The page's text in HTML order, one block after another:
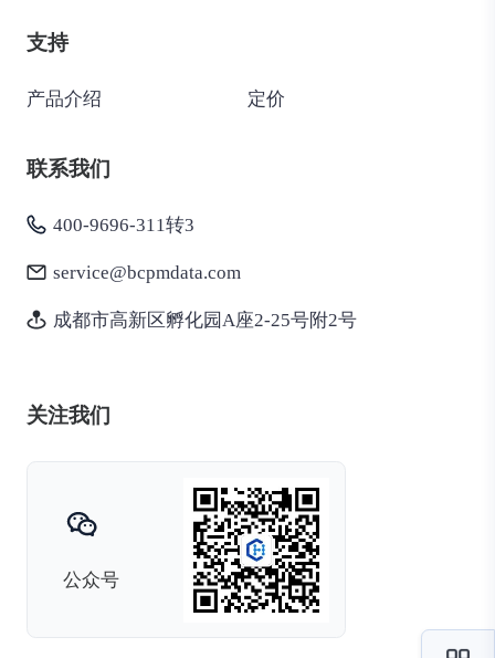
支持
产品介绍 定价
联系我们
400-9696-311转3
service@bcpmdata.com
成都市高新区孵化园A座2-25号附2号
关注我们
公众号